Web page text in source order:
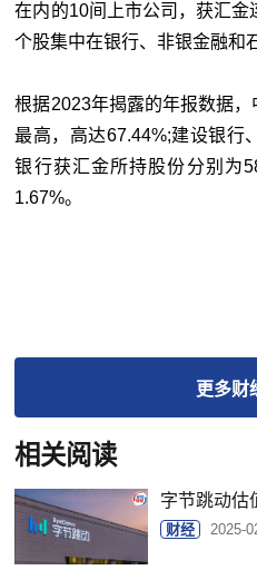
在内的10间上市公司，获汇
个股集中在银行、非银金融和
根据2023年揭露的年报数据
最高，高达67.44%;建设银行
银行获汇金所持股份分别为
1.67%。
更多财
相关阅读
字节跳动估
财经 2025-